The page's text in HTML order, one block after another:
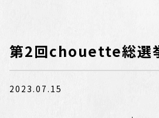
第2回chouette総選
2023.07.15
.